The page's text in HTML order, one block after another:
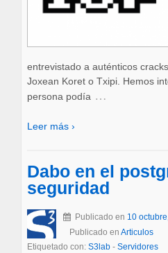
entrevistado a auténticos
Joxean Koret o Txipi. Hemos
persona podía …
Leer más ›
Dabo en el
seguridad
Publicado en 10
Publicado en Articulos
Etiquetado con: S3lab- Servidores